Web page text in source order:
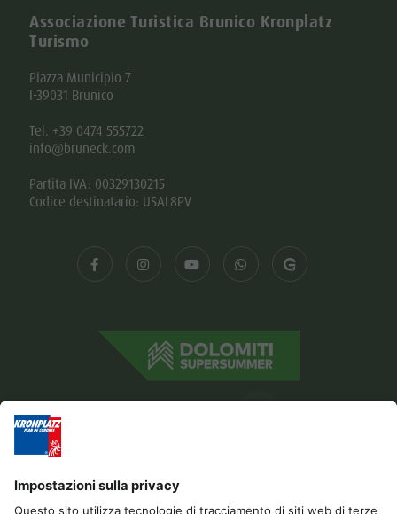
Associazione Turistica Brunico Kronplatz
Turismo
Piazza Municipio 7
I-39031 Brunico
Tel. +39 0474 555722
info@bruneck.com
Partita IVA: 00329130215
Codice destinatario: USAL8PV